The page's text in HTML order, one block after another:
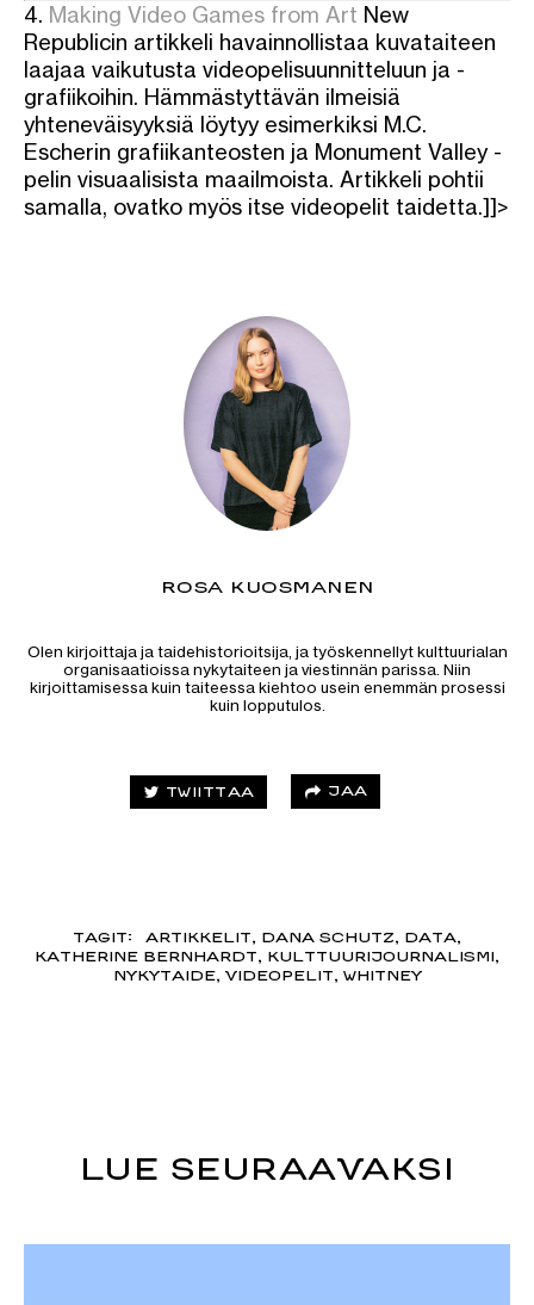
4. Making Video Games from Art New
Republicin artikkeli havainnollistaa kuvataiteen
laajaa vaikutusta videopelisuunnitteluun ja -
grafiikoihin. Hämmästyttävän ilmeisiä
yhteneväisyyksiä löytyy esimerkiksi M.C.
Escherin grafiikanteosten ja Monument Valley -
pelin visuaalisista maailmoista. Artikkeli pohtii
samalla, ovatko myös itse videopelit taidetta.]]>
ROSA KUOSMANEN
Olen kirjoittaja ja taidehistorioitsija, ja työskennellyt kulttuurialan
organisaatioissa nykytaiteen ja viestinnän parissa. Niin
kirjoittamisessa kuin taiteessa kiehtoo usein enemmän prosessi
kuin lopputulos.
TWIITTAA JAA
TAGIT: ARTIKKELIT, DANA SCHUTZ, DATA,
KATHERINE BERNHARDT, KULTTUURIJOURNALISMI,
NYKYTAIDE, VIDEOPELIT, WHITNEY
LUE SEURAAVAKSI